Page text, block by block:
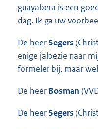
guayabera is een
dag. Ik ga uw
De heerSegers
enige jaloezie naar
formeler bij, maar
De heer Bosman
De heerSegers